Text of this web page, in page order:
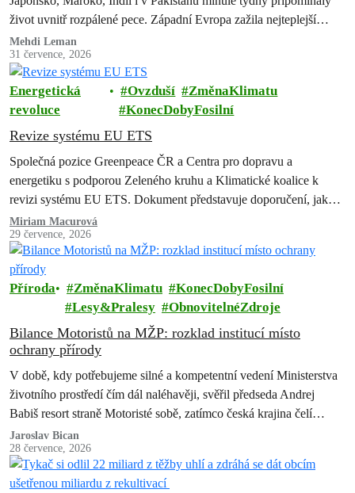
život uvnitř rozpálené pece. Západní Evropa zažila nejteplejší
červen od…
Mehdi Leman
31 července, 2026
Energetická
revoluce
Ovzduší
ZměnaKlimatu
KonecDobyFosilní
Revize systému EU ETS
Společná pozice Greenpeace ČR a Centra pro dopravu a
energetiku s podporou Zeleného kruhu a Klimatické koalice k
revizi systému EU ETS. Dokument představuje doporučení, jak
zachovat a posílit systém…
Miriam Macurová
29 července, 2026
Příroda ZměnaKlimatu
KonecDobyFosilní
Lesy&Pralesy
ObnovitelnéZdroje
Bilance Motoristů na MŽP: rozklad institucí místo
ochrany přírody
V době, kdy potřebujeme silné a kompetentní vedení Ministerstva
životního prostředí čím dál naléhavěji, svěřil předseda Andrej
Babiš resort straně Motoristé sobě, zatímco česká krajina čelí
suchu, erozi půdy, úbytku…
Jaroslav Bican
28 července, 2026